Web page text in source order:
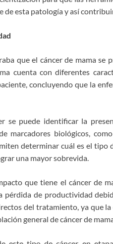
de esta patología y así
que el cáncer de mama se
cuenta con diferentes
concluyendo que la
se puede identificar la
marcadores biológicos,
determinar cuál es el tipo
una mayor sobrevida.
que tiene el cáncer de
pérdida de productividad
del tratamiento, ya que
general de cáncer de